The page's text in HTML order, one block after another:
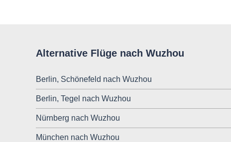
Alternative Flüge nach Wuzhou
Berlin, Schönefeld nach Wuzhou
Berlin, Tegel nach Wuzhou
Nürnberg nach Wuzhou
München nach Wuzhou